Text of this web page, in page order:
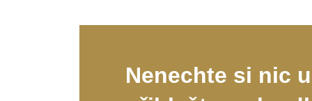
Nenechte si nic